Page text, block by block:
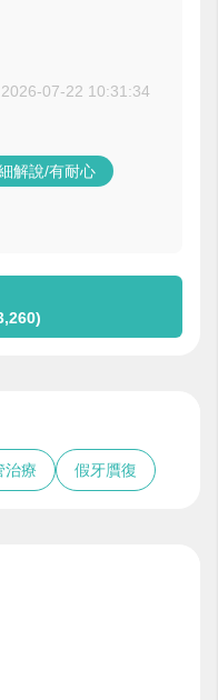
2026-07-22 10:31:34
解說/有耐心
治療 假牙贋復